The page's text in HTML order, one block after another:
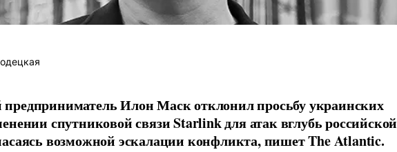
Илон Маск отклонил просьбу украинских
спутниковой связи Starlink для атак вглубь российской
возможной эскалации конфликта, пишет The Atlantic.